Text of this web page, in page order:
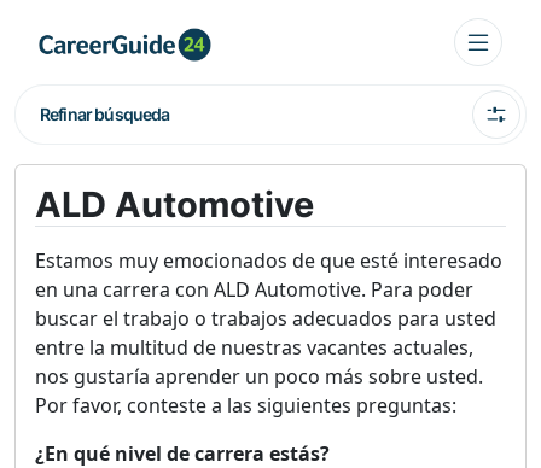
Refinar búsqueda
ALD Automotive
Estamos muy emocionados de que esté interesado
en una carrera con ALD Automotive. Para poder
buscar el trabajo o trabajos adecuados para usted
entre la multitud de nuestras vacantes actuales,
nos gustaría aprender un poco más sobre usted.
Por favor, conteste a las siguientes preguntas:
¿En qué nivel de carrera estás?